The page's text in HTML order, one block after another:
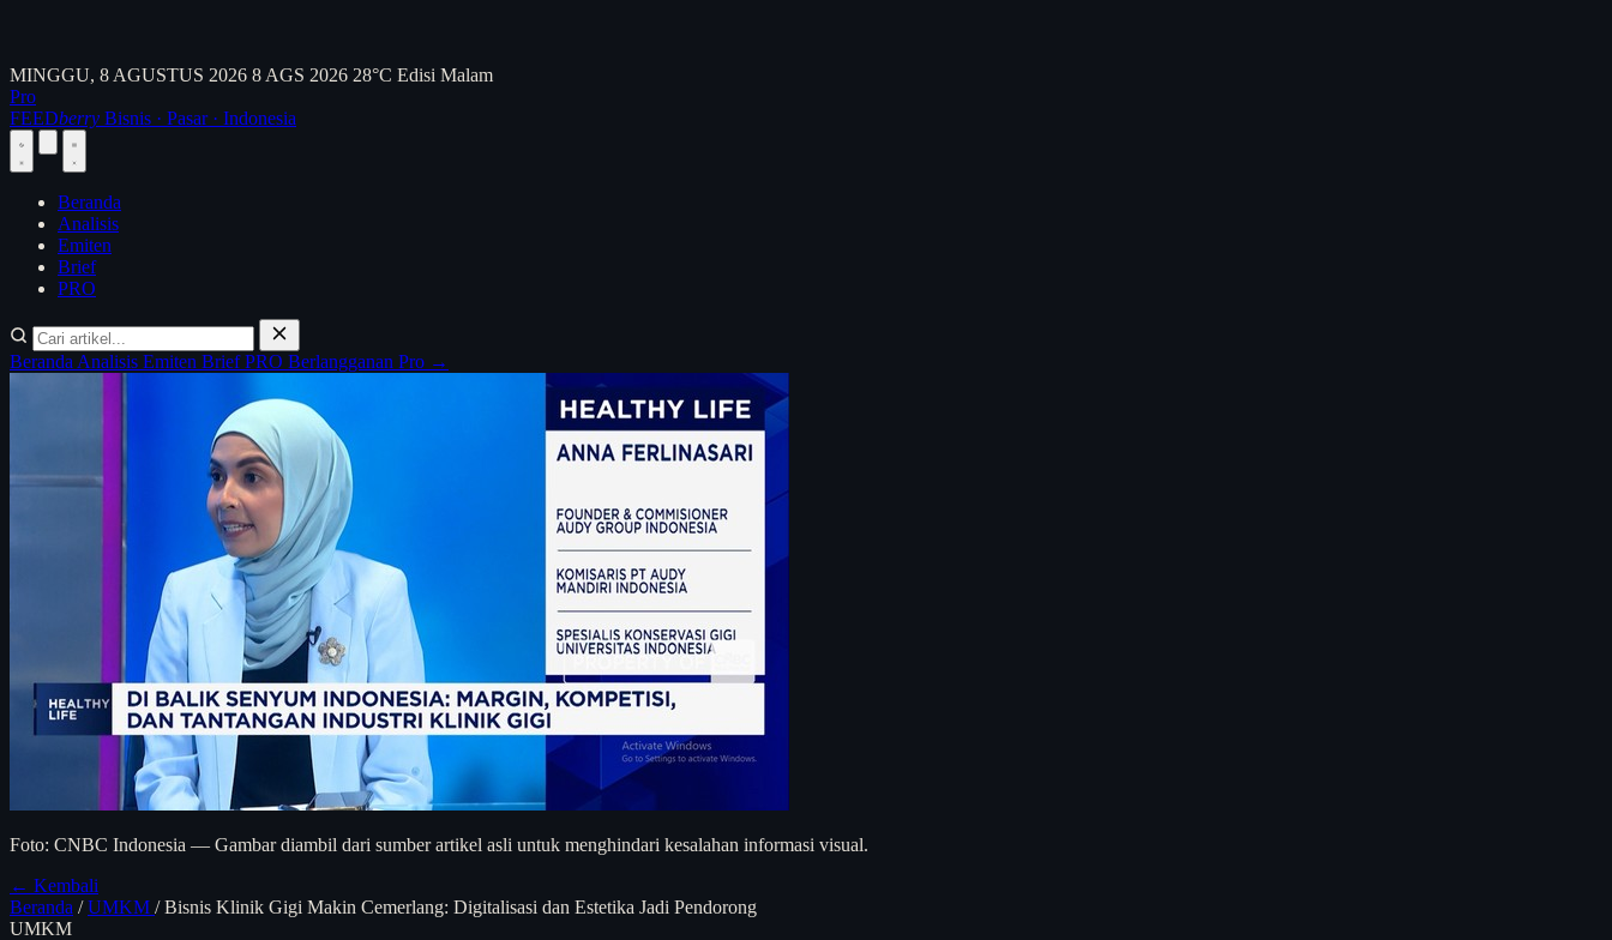
MINGGU, 8 AGUSTUS 2026 8 AGS 2026 28°C Edisi Malam
Pro
FEEDberry Bisnis · Pasar · Indonesia
Beranda
Analisis
Emiten
Brief
PRO
Beranda Analisis Emiten BriefPRO Berlangganan Pro →
Foto: CNBC Indonesia — Gambar diambil dari sumber artikel asli untuk menghindari kesalahan informasi visual.
← Kembali
Beranda / UMKM / Bisnis Klinik Gigi Makin Cemerlang: Digitalisasi dan Estetika Jadi Pendorong
UMKM